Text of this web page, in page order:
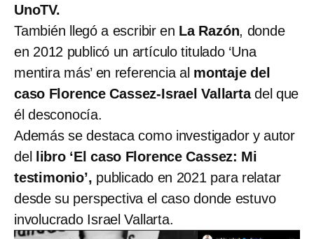
UnoTV.
También llegó a escribir en La Razón, donde
en 2012 publicó un artículo titulado ‘Una
mentira más’ en referencia al montaje del
caso Florence Cassez-Israel Vallartadel que
él desconocía.
Además se destaca como investigador y autor
del
libro ‘El caso Florence Cassez: Mi
testimonio’, publicado en 2021 para relatar
desde su perspectiva el caso donde estuvo
involucrado Israel Vallarta.